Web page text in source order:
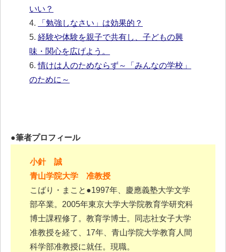
いい？
4.
「勉強しなさい」は効果的？
5.経験や体験を親子で共有し、子どもの興
味・関心を広げよう。
6.情けは人のためならず～「みんなの学校」
のために～
●筆者プロフィール
小針 誠
青山学院大学 准教授
こばり・まこと●1997年、慶應義塾大学文学
部卒業。2005年東京大学大学院教育学研究科
博士課程修了。教育学博士。同志社女子大学
准教授を経て、17年、青山学院大学教育人間
科学部准教授に就任。現職。